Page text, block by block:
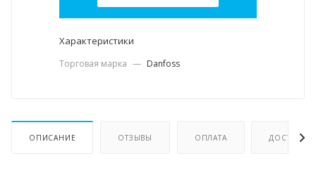
Характеристики
Торговая марка — Danfoss
ОПИСАНИЕ ОТЗЫВЫ ОПЛАТА ДОСТАВКА